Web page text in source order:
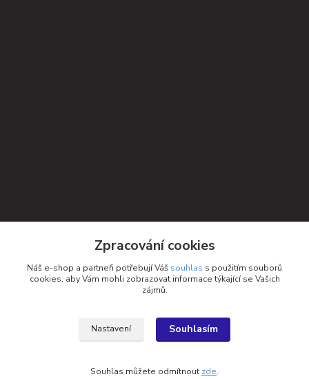
Zpracování cookies
Náš e-shop a partneři potřebují Váš souhlas s použitím souborů
cookies, aby Vám mohli zobrazovat informace týkající se Vašich
zájmů.
Nastavení Souhlasím
Souhlas můžete odmítnout zde.